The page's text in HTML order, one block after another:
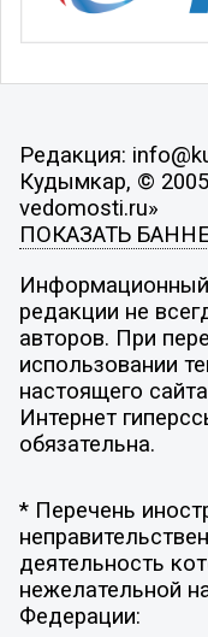
Редакция:
Кудымкар, ©
vedomosti.ru»
ПОКАЗАТЬ
редакции не
авторов. При
использовании
настоящего
Интернет
обязательна.
* Перечень
деятельность
нежелательной
Федерации: